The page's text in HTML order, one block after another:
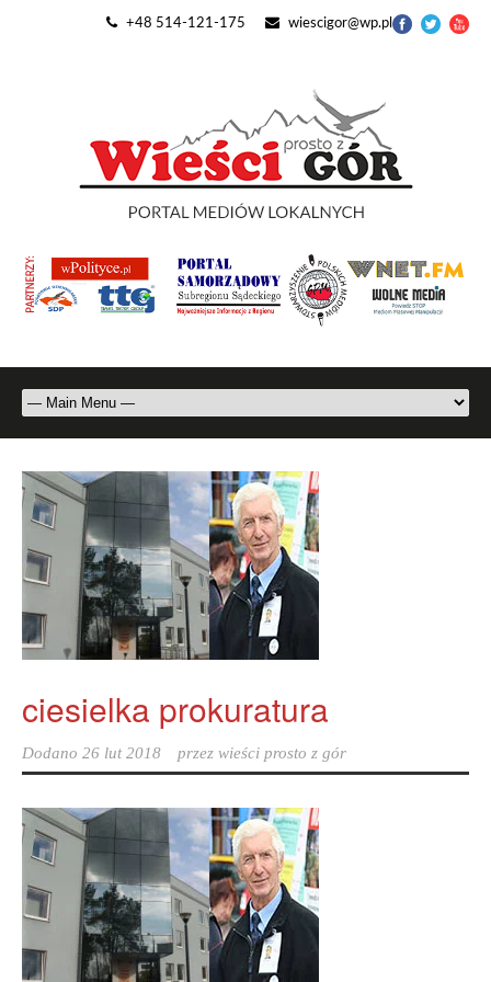
+48 514-121-175 wiescigor@wp.pl
ciesielka prokuratura
Dodano 26 lut 2018 przez wieści prosto z gór